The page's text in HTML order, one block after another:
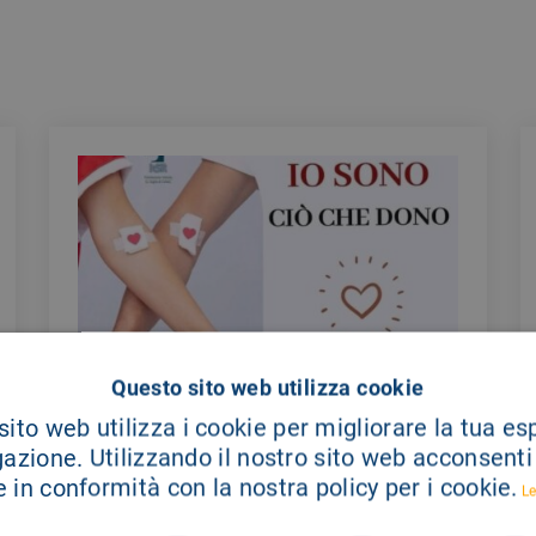
COMUNICATI STAMPA 23/07/2026
Carenza di sangue, dal Giglio invito
a donare per garantire interventi
Questo sito web utilizza cookie
web utilizza i cookie per migliorare la tua
Utilizzando il nostro sito web
in conformità con la nostra policy per i cookie.